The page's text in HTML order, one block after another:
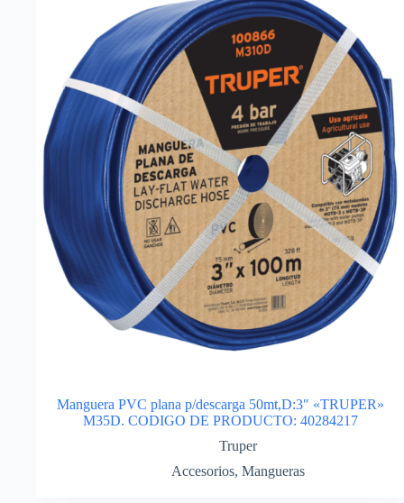
Manguera PVC plana p/descarga 50mt,D:3″ «TRUPER»
M35D. CODIGO DE PRODUCTO: 40284217
Truper
Accesorios, Mangueras